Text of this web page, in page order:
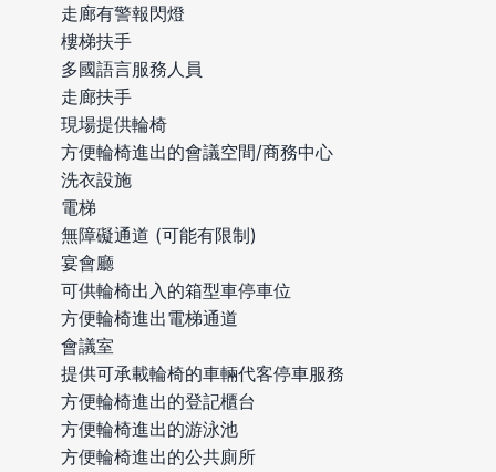
走廊有警報閃燈
樓梯扶手
多國語言服務人員
走廊扶手
現場提供輪椅
方便輪椅進出的會議空間/商務中心
洗衣設施
電梯
無障礙通道 (可能有限制)
宴會廳
可供輪椅出入的箱型車停車位
方便輪椅進出電梯通道
會議室
提供可承載輪椅的車輛代客停車服務
方便輪椅進出的登記櫃台
方便輪椅進出的游泳池
方便輪椅進出的公共廁所